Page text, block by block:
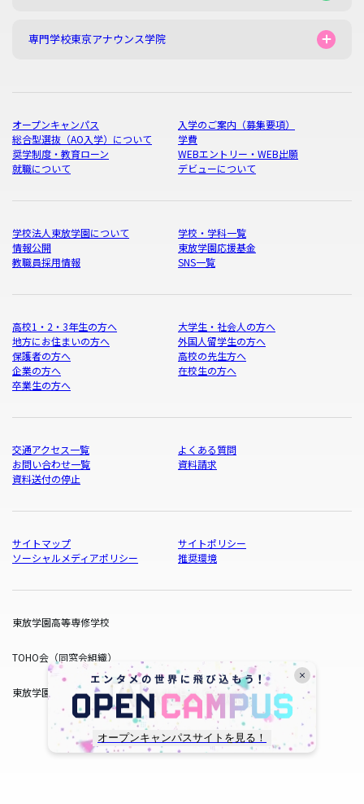
オープンキャンパスサイトを見る！
専門学校東京アナウンス学院
オープンキャンパス
入学のご案内（募集要項）
総合型選抜（AO入学）について
学費
奨学制度・教育ローン
WEBエントリー・WEB出願
就職について
デビューについて
学校法人東放学園について
学校・学科一覧
情報公開
東放学園応援基金
教職員採用情報
SNS一覧
高校1・2・3年生の方へ
大学生・社会人の方へ
地方にお住まいの方へ
外国人留学生の方へ
保護者の方へ
高校の先生方へ
企業の方へ
在校生の方へ
卒業生の方へ
交通アクセス一覧
よくある質問
お問い合わせ一覧
資料請求
資料送付の停止
サイトマップ
サイトポリシー
ソーシャルメディアポリシー
推奨環境
東放学園高等専修学校
TOHO会（同窓会組織）
東放学園サービス
copyright © TOHO GAKUEN All Rights Reserved.